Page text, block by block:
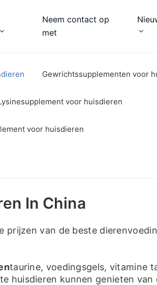
Neem contact op
met
Gewrichtssupplementen voor
voor huisdieren
voor huisdieren
In China
van de beste
taurine, voedingsgels, vitamine
huisdieren kunnen genieten van